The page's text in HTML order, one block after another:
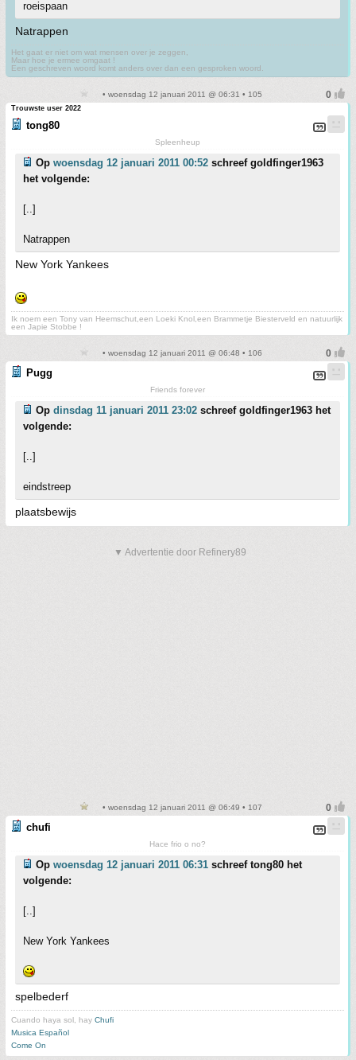
roeispaan
Natrappen
Het gaat er niet om wat mensen over je zeggen,
Maar hoe je ermee omgaat !
Een geschreven woord komt anders over dan een gesproken woord.
• woensdag 12 januari 2011 @ 06:31 • 105
Trouwste user 2022
tong80
Spleenheup
Op woensdag 12 januari 2011 00:52 schreef goldfinger1963
het volgende:
[..]
Natrappen
New York Yankees
Ik noem een Tony van Heemschut,een Loeki Knol,een Brammetje Biesterveld en natuurlijk
een Japie Stobbe !
• woensdag 12 januari 2011 @ 06:48 • 106
Pugg
Friends forever
Op dinsdag 11 januari 2011 23:02 schreef goldfinger1963 het
volgende:
[..]
eindstreep
plaatsbewijs
▼ Advertentie door Refinery89
• woensdag 12 januari 2011 @ 06:49 • 107
chufi
Hace frio o no?
Op woensdag 12 januari 2011 06:31 schreef tong80 het
volgende:
[..]
New York Yankees
spelbederf
Cuando haya sol, hay Chufi
Musica Español
Come On